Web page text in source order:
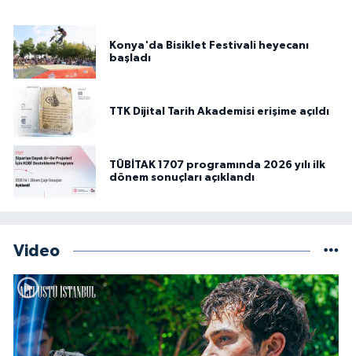
Konya'da Bisiklet Festivali heyecanı
başladı
TTK Dijital Tarih Akademisi erişime açıldı
TÜBİTAK 1707 programında 2026 yılı ilk
dönem sonuçları açıklandı
Video